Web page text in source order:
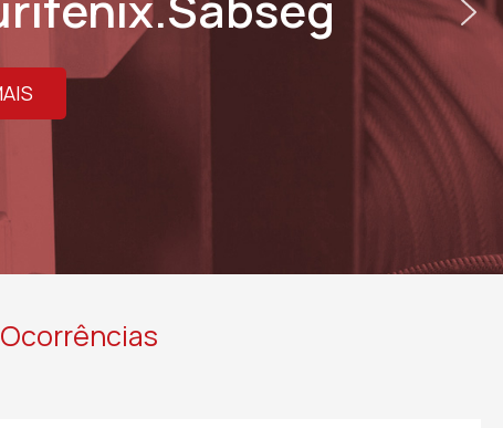
Ocorrências